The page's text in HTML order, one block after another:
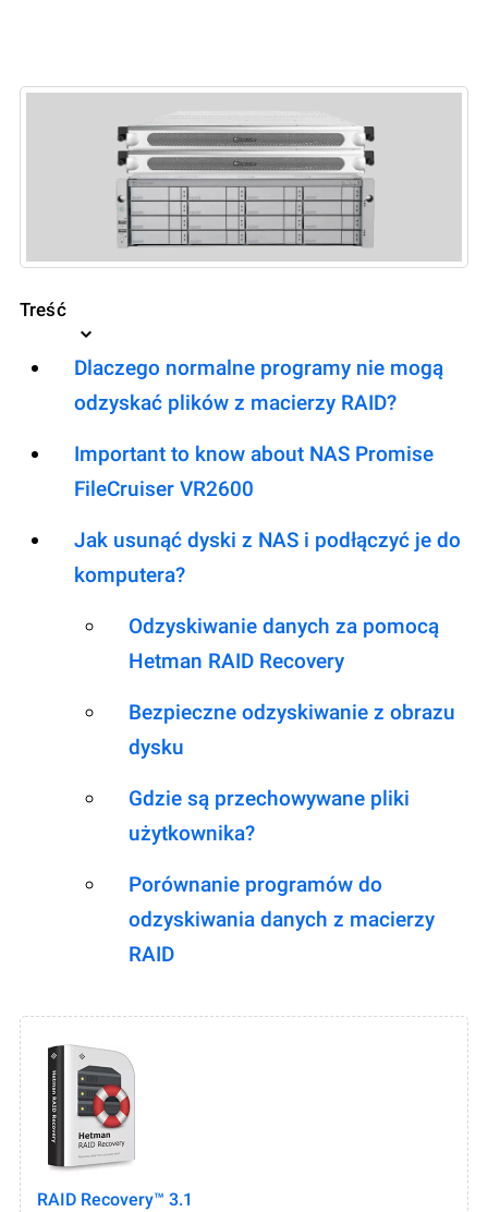
Treść
Dlaczego normalne programy nie mogą
odzyskać plików z macierzy RAID?
Important to know about NAS Promise
FileCruiser VR2600
Jak usunąć dyski z NAS i podłączyć je do
komputera?
Odzyskiwanie danych za pomocą
Hetman RAID Recovery
Bezpieczne odzyskiwanie z obrazu
dysku
Gdzie są przechowywane pliki
użytkownika?
Porównanie programów do
odzyskiwania danych z macierzy
RAID
RAID Recovery™ 3.1